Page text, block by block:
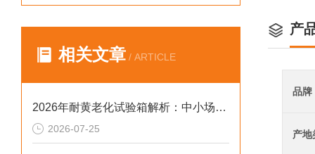
相关文章 / ARTICLE
2026年耐黄老化试验箱解析：中小场景下的合规选型参考
2026-07-25
产
品牌
产地